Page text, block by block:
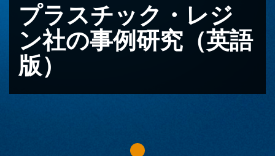
プラスチック・レジ
ン社の事例研究（英語
版）